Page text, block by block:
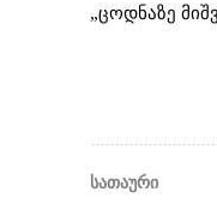
„ცოდნაზე
სათაური